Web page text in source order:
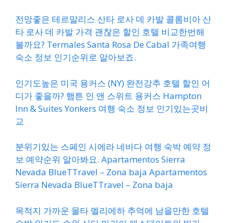
전망좋은 테르말리스 산타 로사 데 카발 콜롬비아 산
타 로사 데 카발 가격 괜찮은 할인 호텔 비교한번해
볼까요? Termales Santa Rosa De Cabal 가족여행
숙소 정보 인기순위로 알아보죠.
인기도높은 미국 용커스 (NY) 완전강추 호텔 할인 어
디가 좋을까? 햄튼 인 앤 스위트 용커스 Hampton
Inn & Suites Yonkers 여행 숙소 정보 인기있는곳비
교
분위기있는 스페인 시에라 네바다 여행 숙박 예약 정
보 예약순위 알아봐요. Apartamentos Sierra
Nevada BlueTTravel – Zona baja Apartamentos
Sierra Nevada BlueTTravel – Zona baja
목적지 가까운 몰타 멜리에하 추억에 남을만한 호텔